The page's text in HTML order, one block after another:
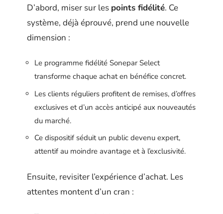
D’abord, miser sur les points fidélité. Ce
système, déjà éprouvé, prend une nouvelle
dimension :
Le programme fidélité Sonepar Select
transforme chaque achat en bénéfice concret.
Les clients réguliers profitent de remises, d’offres
exclusives et d’un accès anticipé aux nouveautés
du marché.
Ce dispositif séduit un public devenu expert,
attentif au moindre avantage et à l’exclusivité.
Ensuite, revisiter l’expérience d’achat. Les
attentes montent d’un cran :